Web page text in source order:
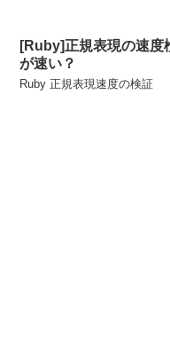
[Ruby]正規表現の速
が速い？
Ruby 正規表現速度の検証